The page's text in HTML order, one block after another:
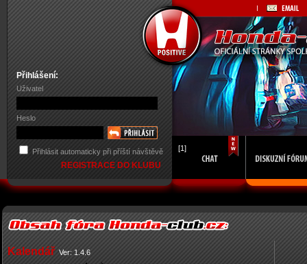
Přihlášení:
Uživatel
Heslo
Přihlásit automaticky při příští návštěvě
REGISTRACE DO KLUBU
[1]
Kalendář Ver: 1.4.6